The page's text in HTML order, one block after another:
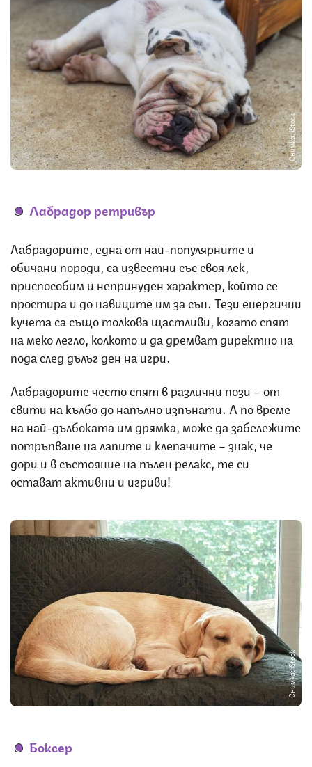
Снимка: iStock
Лабрадор ретривър
Лабрадорите, една от най-популярните и
обичани породи, са известни със своя лек,
приспособим и непринуден характер, който се
простира и до навиците им за сън. Тези енергични
кучета са също толкова щастливи, когато спят
на меко легло, колкото и да дремват директно на
пода след дълъг ден на игри.
Лабрадорите често спят в различни пози – от
свити на кълбо до напълно изпънати. А по време
на най-дълбоката им дрямка, може да забележите
потръпване на лапите и клепачите – знак, че
дори и в състояние на пълен релакс, те си
остават активни и игриви!
Снимка: iStock
Боксер